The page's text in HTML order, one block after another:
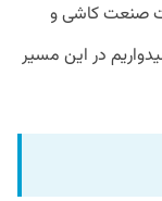
صنعت کاشی و
در این مسیر